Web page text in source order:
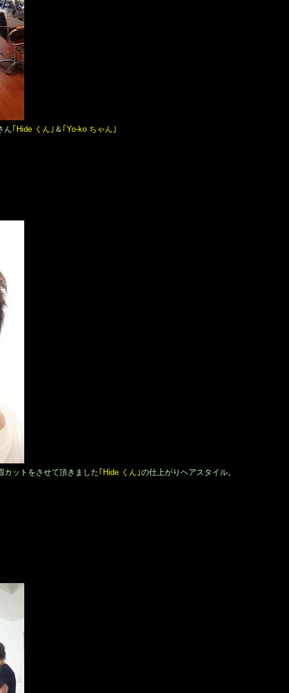
ん｢Hide くん｣ ＆ ｢Yo-ko ちゃん｣
カットをさせて頂きました｢Hide くん｣の仕上がりヘアスタイル。